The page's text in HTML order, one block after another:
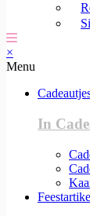
×
Menu
In